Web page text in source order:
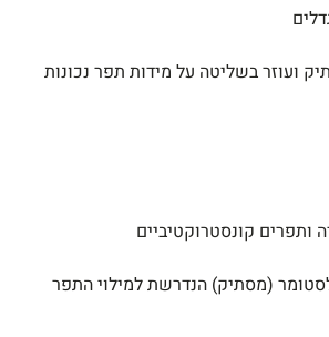
ועוזר בשליטה על מידות תפר נכונות
ותפרים קונסטרוקטיביים
(מסתיק) הנדרשתלמילוי התפר